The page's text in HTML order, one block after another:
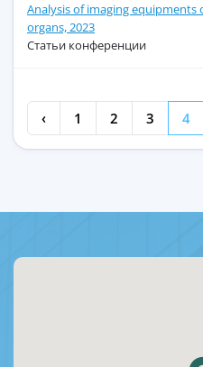
Analysis of imaging
organs, 2023
Статьи конференции
‹ 1 2 3 4